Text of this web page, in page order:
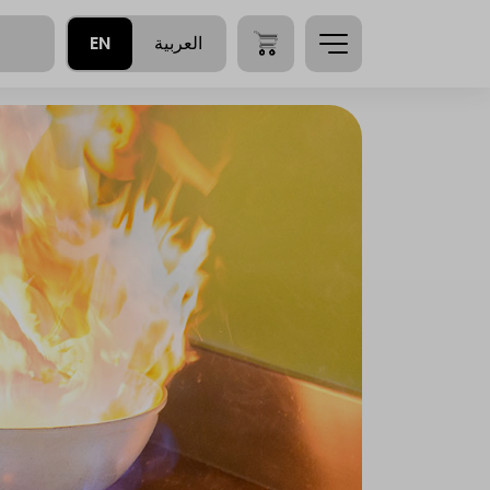
EN العربية